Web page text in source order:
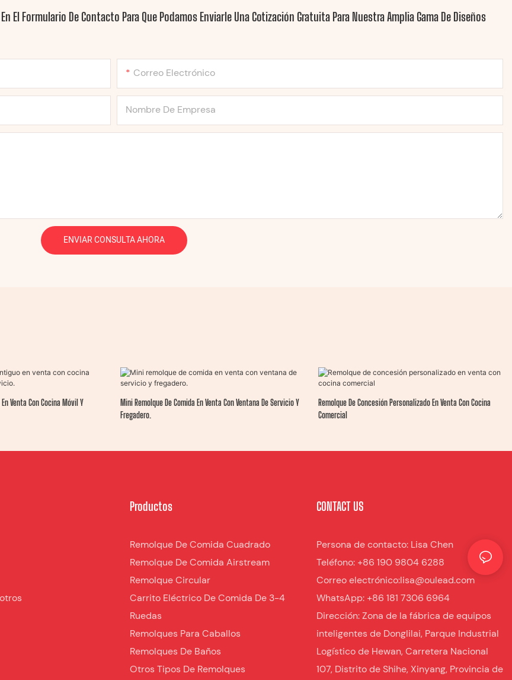
El Formulario De Contacto Para Que Podamos Enviarle Una Cotización Gratuita Para Nuestra Amplia Gama De Diseños
Correo Electrónico
Nombre De Empresa
ENVIAR CONSULTA AHORA
Venta Con Cocina Móvil Y
Mini Remolque De Comida En Venta Con Ventana De Servicio Y
Fregadero.
Remolque De Concesión Personalizado En Venta Con Cocina
Comercial
Productos
Remolque De Comida Cuadrado
Remolque De Comida Airstream
Remolque Circular
Carrito Eléctrico De Comida De 3-4
Ruedas
Remolques Para Caballos
Remolques De Baños
Otros Tipos De Remolques
CONTACT US
Persona de contacto: Lisa Chen
Teléfono: +86 190 9804 6288
Correo electrónico:lisa@oulead.com
WhatsApp: +86 181 7306 6964
Dirección: Zona de la fábrica de equipos
inteligentes de Donglilai, Parque Industrial
Logístico de Hewan, Carretera Nacional
107, Distrito de Shihe, Xinyang, Provincia de